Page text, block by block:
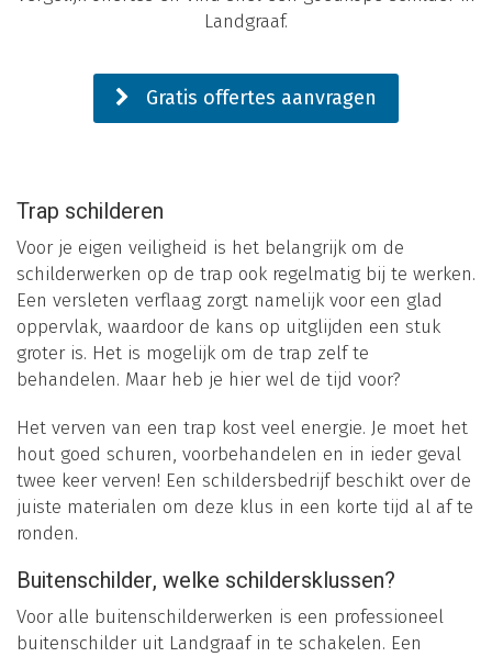
Landgraaf.
Gratis offertes aanvragen
Trap schilderen
Voor je eigen veiligheid is het belangrijk om de
schilderwerken op de trap ook regelmatig bij te werken.
Een versleten verflaag zorgt namelijk voor een glad
oppervlak, waardoor de kans op uitglijden een stuk
groter is. Het is mogelijk om de trap zelf te
behandelen. Maar heb je hier wel de tijd voor?
Het verven van een trap kost veel energie. Je moet het
hout goed schuren, voorbehandelen en in ieder geval
twee keer verven! Een schildersbedrijf beschikt over de
juiste materialen om deze klus in een korte tijd al af te
ronden.
Buitenschilder, welke schildersklussen?
Voor alle buitenschilderwerken is een professioneel
buitenschilder uit Landgraaf in te schakelen. Een